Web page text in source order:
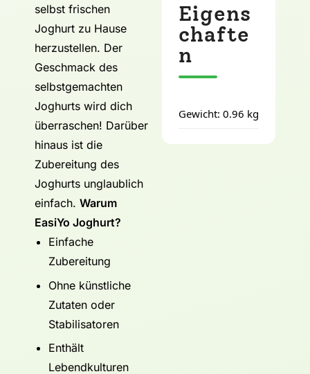
selbst frischen
Joghurt zu Hause
herzustellen. Der
Geschmack des
selbstgemachten
Joghurts wird dich
überraschen! Darüber
hinaus ist die
Zubereitung des
Joghurts unglaublich
einfach. Warum
EasiYo Joghurt?
Einfache
Zubereitung
Ohne künstliche
Zutaten oder
Stabilisatoren
Enthält
Lebendkulturen
Eigens
chafte
n
Gewicht: 0.96 kg